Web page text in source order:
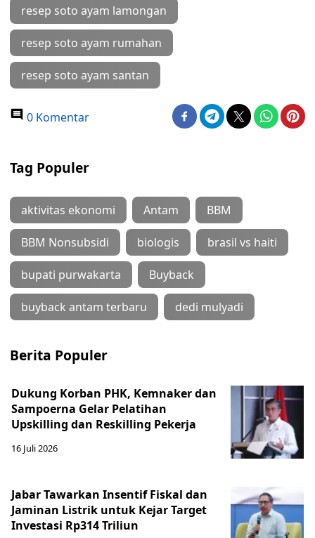
resep soto ayam lamongan
resep soto ayam rumahan
resep soto ayam santan
0 Komentar
Tag Populer
aktivitas ekonomi Antam BBM
BBM Nonsubsidi biologis brasil vs haiti
bupati purwakarta Buyback
buyback antam terbaru dedi mulyadi
Berita Populer
Dukung Korban PHK, Kemnaker dan
Sampoerna Gelar Pelatihan
Upskilling dan Reskilling Pekerja
16 Juli 2026
Jabar Tawarkan Insentif Fiskal dan
Jaminan Listrik untuk Kejar Target
Investasi Rp314 Triliun